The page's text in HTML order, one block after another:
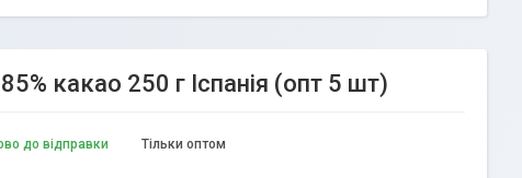
какао 250 г Іспанія (опт 5 шт)
до відправки Тільки оптом